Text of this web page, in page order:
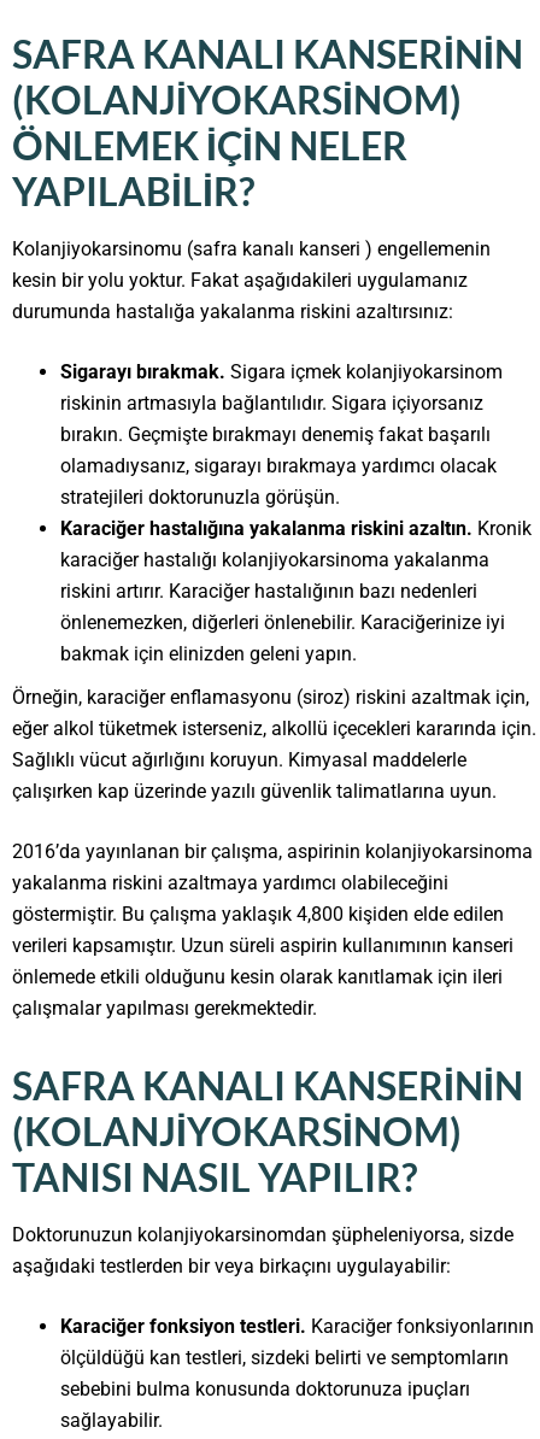
SAFRA KANALI KANSERININ
(KOLANJIYOKARSINOM)
ÖNLEMEK IÇIN NELER
YAPILABILIR?
Kolanjiyokarsinomu (safra kanalı kanseri ) engellemenin
kesin bir yolu yoktur. Fakat aşağıdakileri uygulamanız
durumunda hastalığa yakalanma riskini azaltırsınız:
Sigarayı bırakmak. Sigara içmek kolanjiyokarsinom
riskinin artmasıyla bağlantılıdır. Sigara içiyorsanız
bırakın. Geçmişte bırakmayı denemiş fakat başarılı
olamadıysanız, sigarayı bırakmaya yardımcı olacak
stratejileri doktorunuzla görüşün.
Karaciğer hastalığına yakalanma riskini azaltın. Kronik
karaciğer hastalığı kolanjiyokarsinoma yakalanma
riskini artırır. Karaciğer hastalığının bazı nedenleri
önlenemezken, diğerleri önlenebilir. Karaciğerinize iyi
bakmak için elinizden geleni yapın.
Örneğin, karaciğer enflamasyonu (siroz) riskini azaltmak için,
eğer alkol tüketmek isterseniz, alkollü içecekleri kararında için.
Sağlıklı vücut ağırlığını koruyun. Kimyasal maddelerle
çalışırken kap üzerinde yazılı güvenlik talimatlarına uyun.
2016’da yayınlanan bir çalışma, aspirinin kolanjiyokarsinoma
yakalanma riskini azaltmaya yardımcı olabileceğini
göstermiştir. Bu çalışma yaklaşık 4,800 kişiden elde edilen
verileri kapsamıştır. Uzun süreli aspirin kullanımının kanseri
önlemede etkili olduğunu kesin olarak kanıtlamak için ileri
çalışmalar yapılması gerekmektedir.
SAFRA KANALI KANSERININ
(KOLANJIYOKARSINOM)
TANISI NASIL YAPILIR?
Doktorunuzun kolanjiyokarsinomdan şüpheleniyorsa, sizde
aşağıdaki testlerden bir veya birkaçını uygulayabilir:
Karaciğer fonksiyon testleri. Karaciğer fonksiyonlarının
ölçüldüğü kan testleri, sizdeki belirti ve semptomların
sebebini bulma konusunda doktorunuza ipuçları
sağlayabilir.